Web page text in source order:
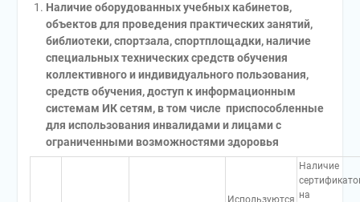
Наличие оборудованных учебных кабинетов,
объектов для проведения практических занятий,
библиотеки, спортзала, спортплощадки, наличие
специальных технических средств обучения
коллективного и индивидуального пользования,
средств обучения, доступ к информационным
системам ИК сетям, в том числе приспособленные
для использования инвалидами и лицами с
ограниченными возможностями здоровья
Используются
Наличие
на